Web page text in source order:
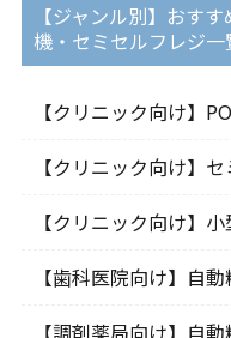
【ジャンル別】おす
機・セミセルフレジ一
【クリニック向け】
【クリニック向け】
【クリニック向け】
【歯科医院向け】自